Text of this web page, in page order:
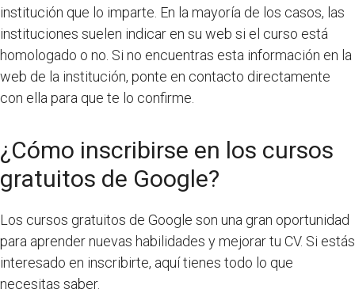
institución que lo imparte. En la mayoría de los casos, las
instituciones suelen indicar en su web si el curso está
homologado o no. Si no encuentras esta información en la
web de la institución, ponte en contacto directamente
con ella para que te lo confirme.
¿Cómo inscribirse en los cursos
gratuitos de Google?
Los cursos gratuitos de Google son una gran oportunidad
para aprender nuevas habilidades y mejorar tu CV. Si estás
interesado en inscribirte, aquí tienes todo lo que
necesitas saber.